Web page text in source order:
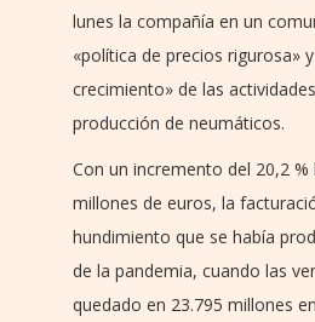
lunes la compañía en un
«política de precios rigurosa»
crecimiento» de las
producción de neumáticos.
Con un incremento del 20,2 %
millones de euros, la
hundimiento que se había
de la pandemia, cuando las
quedado en 23.795 millones